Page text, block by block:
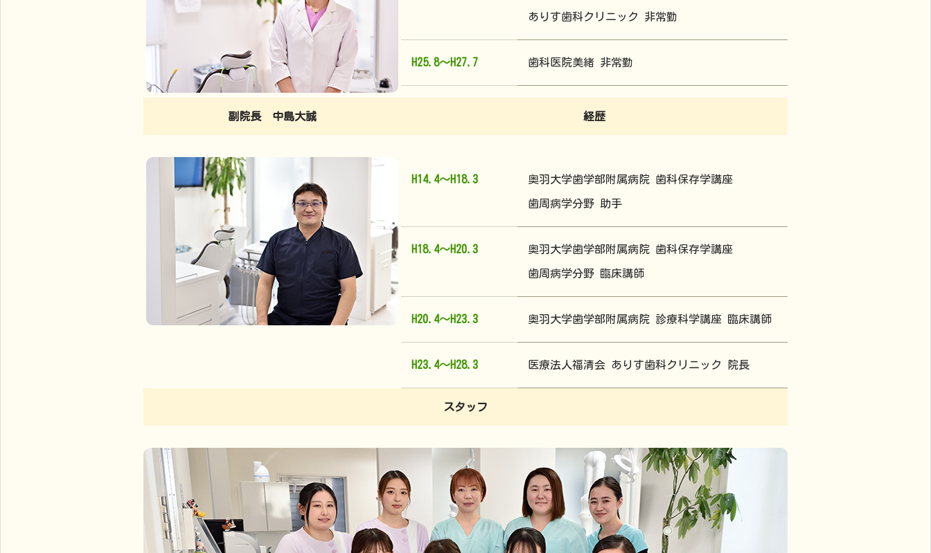
ありす歯科クリニック 非常勤
H25.8～H27.7 歯科医院美緒 非常勤
副院長 中島大誠 経歴
H14.4～H18.3 奥羽大学歯学部附属病院 歯科保存学講座
歯周病学分野 助手
H18.4～H20.3 奥羽大学歯学部附属病院 歯科保存学講座
歯周病学分野 臨床講師
H20.4～H23.3 奥羽大学歯学部附属病院 診療科学講座 臨床講師
H23.4～H28.3 医療法人福清会 ありす歯科クリニック 院長
スタッフ